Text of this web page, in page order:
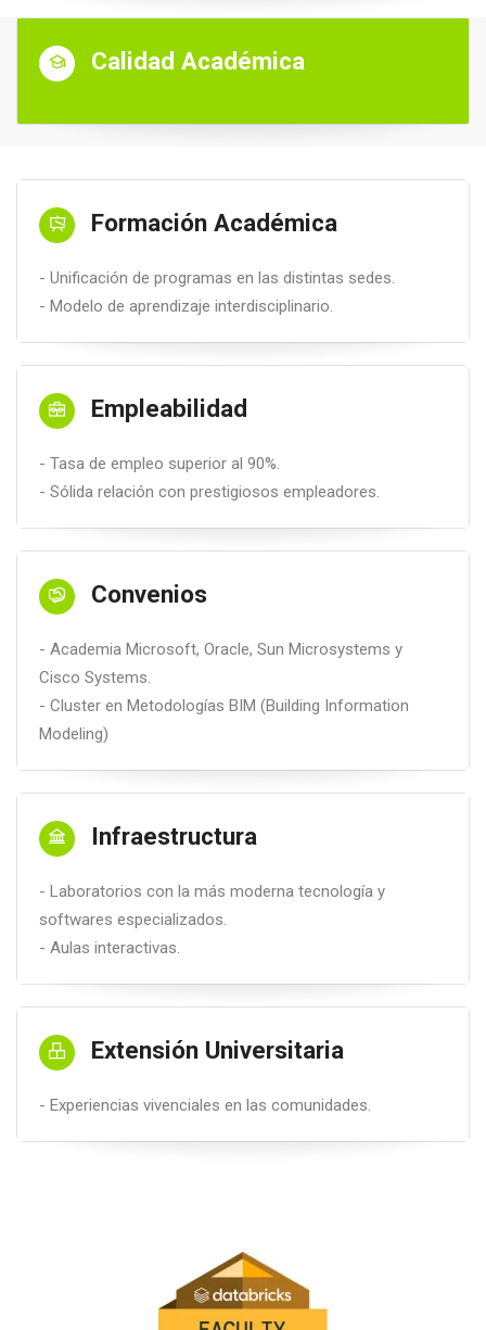
Calidad Académica
Formación Académica
- Unificación de programas en las distintas sedes.
- Modelo de aprendizaje interdisciplinario.
Empleabilidad
- Tasa de empleo superior al 90%.
- Sólida relación con prestigiosos empleadores.
Convenios
- Academia Microsoft, Oracle, Sun Microsystems y
Cisco Systems.
- Cluster en Metodologías BIM (Building Information
Modeling)
Infraestructura
- Laboratorios con la más moderna tecnología y
softwares especializados.
- Aulas interactivas.
Extensión Universitaria
- Experiencias vivenciales en las comunidades.